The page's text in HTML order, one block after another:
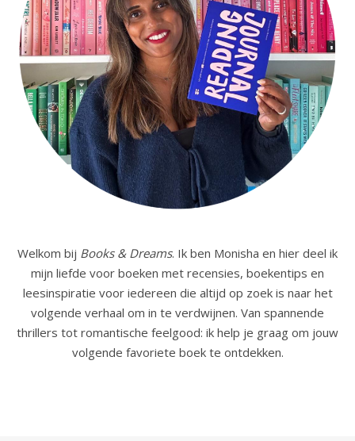
Welkom bij Books & Dreams. Ik ben Monisha en hier deel ik
mijn liefde voor boeken met recensies, boekentips en
leesinspiratie voor iedereen die altijd op zoek is naar het
volgende verhaal om in te verdwijnen. Van spannende
thrillers tot romantische feelgood: ik help je graag om jouw
volgende favoriete boek te ontdekken.